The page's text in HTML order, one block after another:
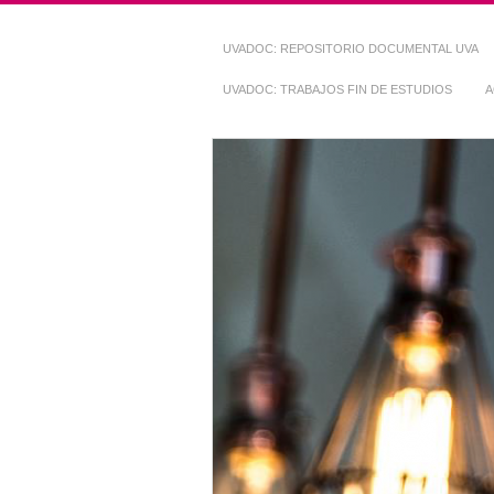
UVADOC: REPOSITORIO DOCUMENTAL UVA
UVADOC: TRABAJOS FIN DE ESTUDIOS
Repositorio
~ UVaDOC